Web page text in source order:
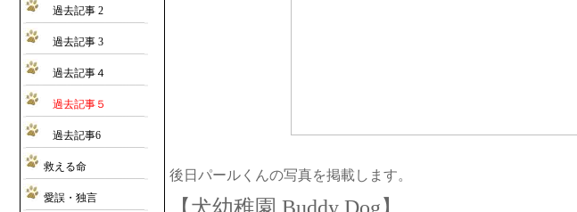
過去記事 2
過去記事 3
過去記事４
過去記事５
過去記事6
救える命
愛誤・独言
後日パールくんの写真を掲載します。